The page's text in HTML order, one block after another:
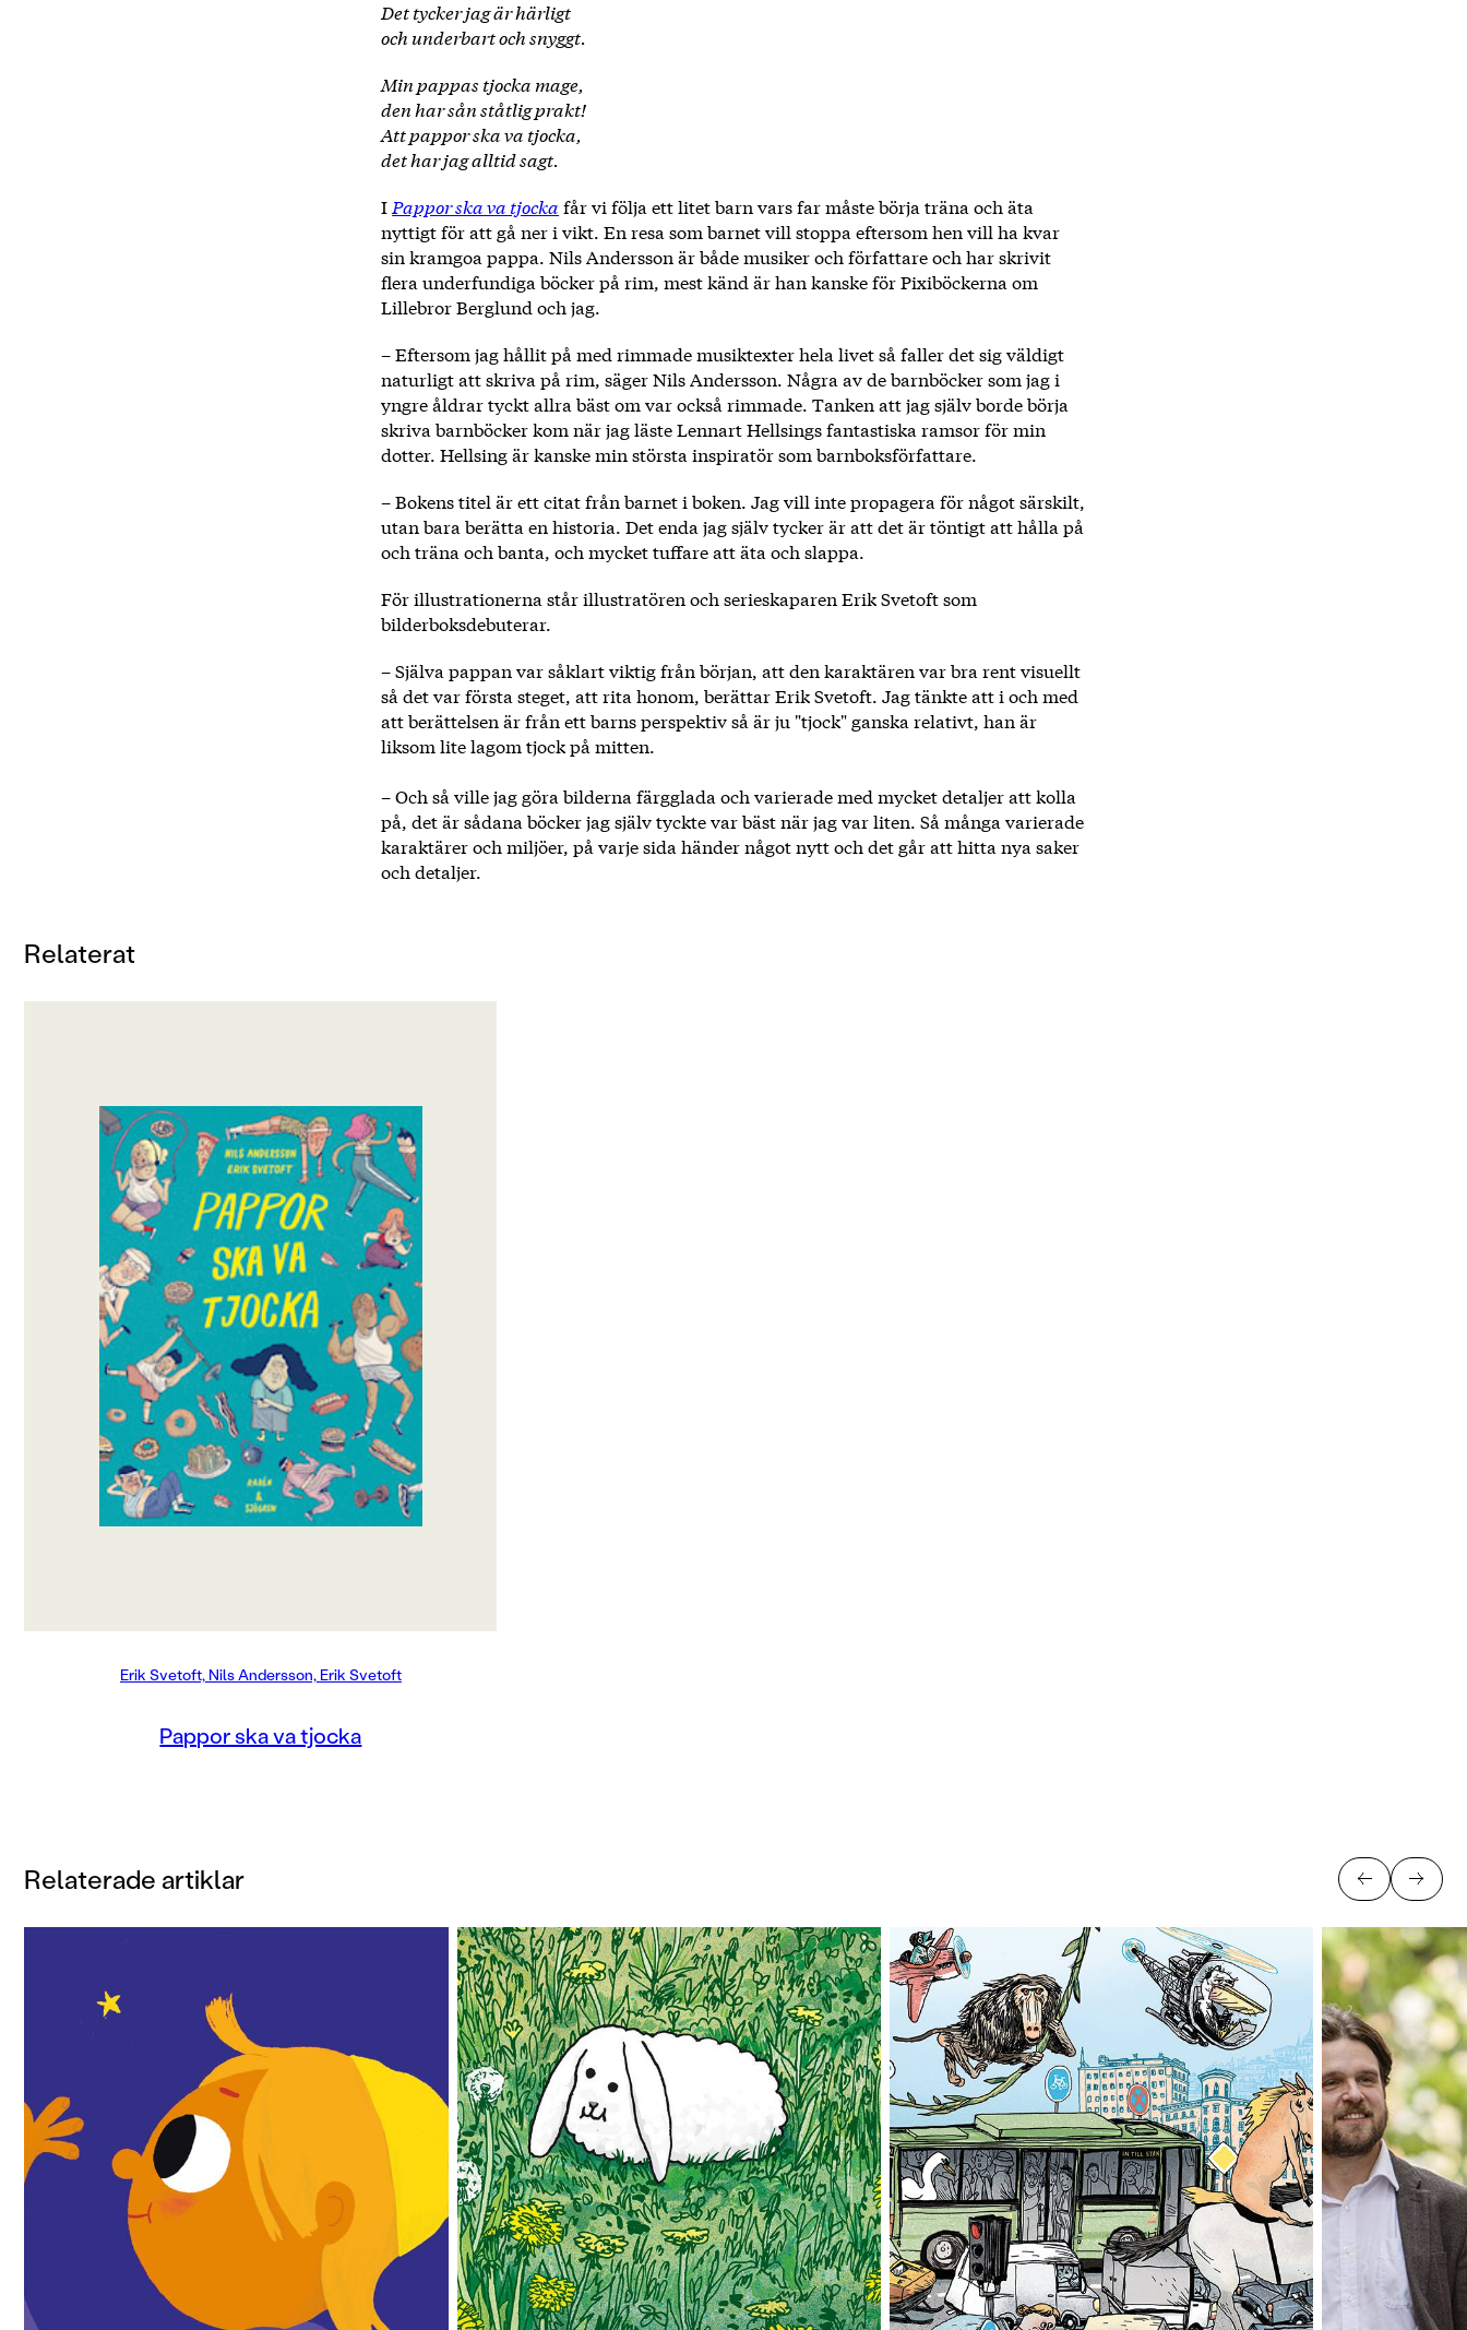
Det tycker jag är härligt
och underbart och snyggt.
Min pappas tjocka mage,
den har sån ståtlig prakt!
Att pappor ska va tjocka,
det har jag alltid sagt.
I Pappor ska va tjocka får vi följa ett litet barn vars far måste börja träna och äta
nyttigt för att gå ner i vikt. En resa som barnet vill stoppa eftersom hen vill ha kvar
sin kramgoa pappa. Nils Andersson är både musiker och författare och har skrivit
flera underfundiga böcker på rim, mest känd är han kanske för Pixiböckerna om
Lillebror Berglund och jag.
– Eftersom jag hållit på med rimmade musiktexter hela livet så faller det sig väldigt
naturligt att skriva på rim, säger Nils Andersson. Några av de barnböcker som jag i
yngre åldrar tyckt allra bäst om var också rimmade. Tanken att jag själv borde börja
skriva barnböcker kom när jag läste Lennart Hellsings fantastiska ramsor för min
dotter. Hellsing är kanske min största inspiratör som barnboksförfattare.
– Bokens titel är ett citat från barnet i boken. Jag vill inte propagera för något särskilt,
utan bara berätta en historia. Det enda jag själv tycker är att det är töntigt att hålla på
och träna och banta, och mycket tuffare att äta och slappa.
För illustrationerna står illustratören och serieskaparen Erik Svetoft som
bilderboksdebuterar.
– Själva pappan var såklart viktig från början, att den karaktären var bra rent visuellt
så det var första steget, att rita honom, berättar Erik Svetoft. Jag tänkte att i och med
att berättelsen är från ett barns perspektiv så är ju "tjock" ganska relativt, han är
liksom lite lagom tjock på mitten.
– Och så ville jag göra bilderna färgglada och varierade med mycket detaljer att kolla
på, det är sådana böcker jag själv tyckte var bäst när jag var liten. Så många varierade
karaktärer och miljöer, på varje sida händer något nytt och det går att hitta nya saker
och detaljer.
Relaterat
Gosiga mjuka pappa, som är bra precis som
han är. Men mamma tycker att pappa är för
tjock och att han måste börja träna och banta.
Men jag blir arg och ledsen, jag vill ha pappa
kvar!
Min tjocka, varma pappa, min runda glada
Min pappa som vill leka, och hinner läsa bok,
och inte jämt ska jogga, och träna som en tok.
Ja nånting måste göras! Det måste få ett slut!
Det kanske finns en lösning, som går att klura
Att pappa vill bli mager och hälsosam och
En oemotståndlig bok om matglädje och
Erik Svetoft, Nils Andersson, Erik Svetoft
Pappor ska va tjocka
Relaterade artiklar